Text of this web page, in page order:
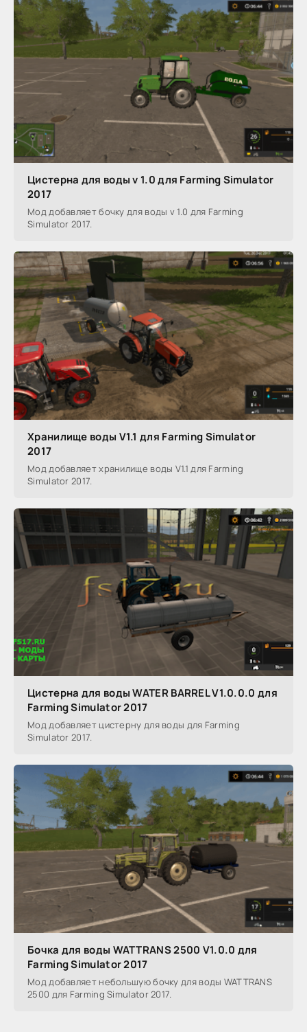
Цистерна для воды v 1.0 для Farming Simulator
2017
Мод добавляет бочку для воды v 1.0 для Farming
Simulator 2017.
Хранилище воды V1.1 для Farming Simulator
2017
Мод добавляет хранилище воды V1.1 для Farming
Simulator 2017.
Цистерна для воды WATER BARREL V1.0.0.0 для
Farming Simulator 2017
Мод добавляет цистерну для воды для Farming
Simulator 2017.
Бочка для воды WATTRANS 2500 V1.0.0 для
Farming Simulator 2017
Мод добавляет небольшую бочку для воды WATTRANS
2500 для Farming Simulator 2017.